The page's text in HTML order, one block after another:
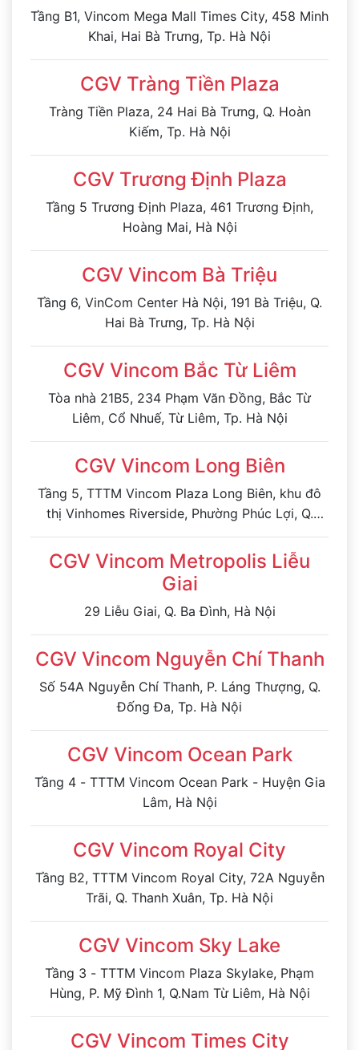
Tầng B1, Vincom Mega Mall Times City, 458 Minh
Khai, Hai Bà Trưng, Tp. Hà Nội
CGV Tràng Tiền Plaza
Tràng Tiền Plaza, 24 Hai Bà Trưng, Q. Hoàn
Kiếm, Tp. Hà Nội
CGV Trương Định Plaza
Tầng 5 Trương Định Plaza, 461 Trương Định,
Hoàng Mai, Hà Nội
CGV Vincom Bà Triệu
Tầng 6, VinCom Center Hà Nội, 191 Bà Triệu, Q.
Hai Bà Trưng, Tp. Hà Nội
CGV Vincom Bắc Từ Liêm
Tòa nhà 21B5, 234 Phạm Văn Đồng, Bắc Từ
Liêm, Cổ Nhuế, Từ Liêm, Tp. Hà Nội
CGV Vincom Long Biên
Tầng 5, TTTM Vincom Plaza Long Biên, khu đô
thị Vinhomes Riverside, Phường Phúc Lợi, Q.
Long Biên, Tp. Hà Nội
CGV Vincom Metropolis Liễu
Giai
29 Liễu Giai, Q. Ba Đình, Hà Nội
CGV Vincom Nguyễn Chí Thanh
Số 54A Nguyễn Chí Thanh, P. Láng Thượng, Q.
Đống Đa, Tp. Hà Nội
CGV Vincom Ocean Park
Tầng 4 - TTTM Vincom Ocean Park - Huyện Gia
Lâm, Hà Nội
CGV Vincom Royal City
Tầng B2, TTTM Vincom Royal City, 72A Nguyễn
Trãi, Q. Thanh Xuân, Tp. Hà Nội
CGV Vincom Sky Lake
Tầng 3 - TTTM Vincom Plaza Skylake, Phạm
Hùng, P. Mỹ Đình 1, Q.Nam Từ Liêm, Hà Nội
CGV Vincom Times City